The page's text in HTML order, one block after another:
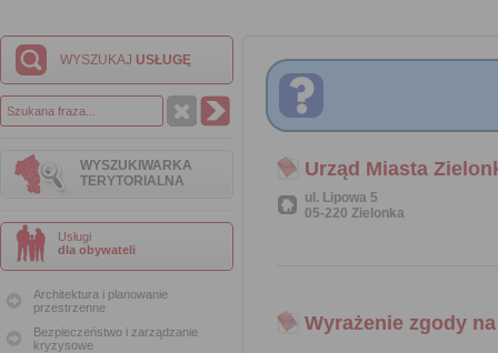
WYSZUKAJ USŁUGĘ
WYSZUKIWARKA
TERYTORIALNA
Usługi
dla obywateli
Architektura i planowanie
przestrzenne
Bezpieczeństwo i zarządzanie
kryzysowe
Urząd Miasta
ul. Lipowa 5
05-220 Zielonka
Wyrażenie zgody